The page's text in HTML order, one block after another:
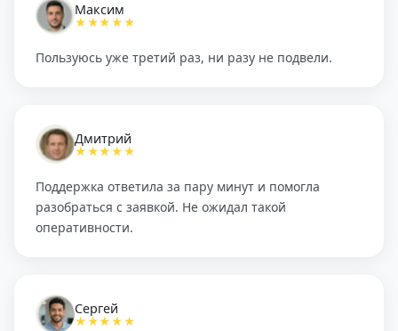
Максим
★★★★★
Пользуюсь уже третий раз, ни разу не подвели.
Дмитрий
★★★★★
Поддержка ответила за пару минут и помогла
разобраться с заявкой. Не ожидал такой
оперативности.
Сергей
★★★★★